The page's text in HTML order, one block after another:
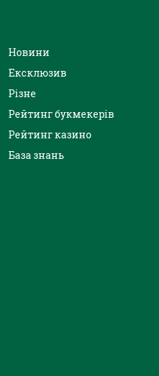
Новини
Ексклюзив
Різне
Рейтинг букмекерів
Рейтинг казино
База знань